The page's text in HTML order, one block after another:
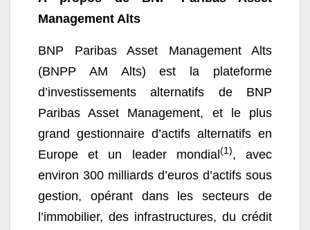
Management Alts
BNP Paribas Asset Management Alts
(BNPP AM Alts) est la plateforme
d’investissements alternatifs de BNP
Paribas Asset Management, et le plus
grand gestionnaire d’actifs alternatifs en
Europe et un leader mondial (1), avec
environ 300 milliards d’euros d’actifs sous
gestion, opérant dans les secteurs de
l’immobilier, des infrastructures, du crédit